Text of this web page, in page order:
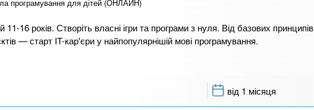
програмування для дітей (ОНЛАЙН)
11-16 років. Створіть власні ігри та програми з нуля. Від базових принципів
— старт IT-кар'єри у найпопулярнішій мові програмування.
від 1 місяця